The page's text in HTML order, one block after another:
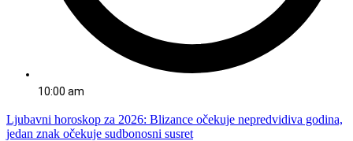
10:00 am
Ljubavni horoskop za 2026: Blizance očekuje nepredvidiva godina,
jedan znak očekuje sudbonosni susret